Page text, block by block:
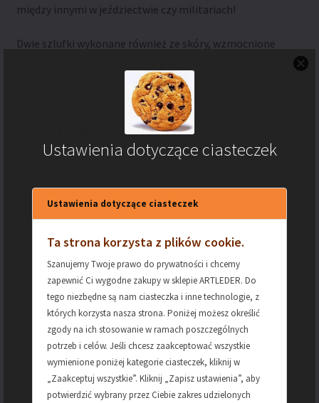
między innymi w jeździectwie czy militariach!
Dwie szlufki wykonane również ze skóry, wzmocnione
Opis Techniczny
MATERIAŁ –
SKÓRA
Skóra naturalna bydlęca
DŁUGOŚĆ
długość: 115cm plus klamra =
118cm
SZEROKOŚĆ
REGULACJA dziurki 3-6-9-12-15-18-21-24cm
Ustawienia dotyczące ciasteczek
Ustawienia dotyczące ciasteczek
Ta strona korzysta z plików cookie.
Szanujemy Twoje prawo do prywatności i chcemy
zapewnić Ci wygodne zakupy w sklepie ARTLEDER. Do
tego niezbędne są nam ciasteczka i inne technologie, z
których korzysta nasza strona. Poniżej możesz określić
zgody na ich stosowanie w ramach poszczególnych
potrzeb i celów. Jeśli chcesz zaakceptować wszystkie
wymienione poniżej kategorie ciasteczek, kliknij w
„Zaakceptuj wszystkie”. Kliknij „Zapisz ustawienia”, aby
potwierdzić wybrany przez Ciebie zakres udzielonych